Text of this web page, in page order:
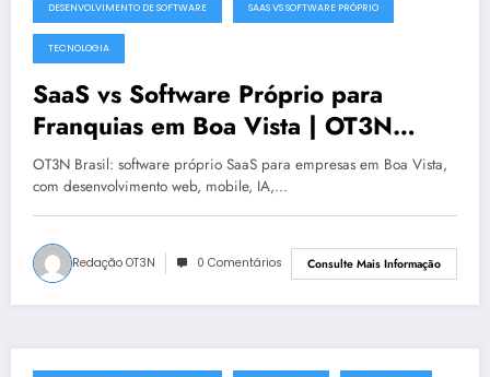
julho 19, 2025
DESENVOLVIMENTO DE SOFTWARE SAAS VS SOFTWARE PRÓPRIO
TECNOLOGIA
SaaS vs Software Próprio para
Franquias em Boa Vista | OT3N
Brasil – Guia 1481
OT3N Brasil: software próprio SaaS para empresas em Boa Vista,
com desenvolvimento web, mobile, IA,…
Redação OT3N 0 Comentários Consulte Mais Informação